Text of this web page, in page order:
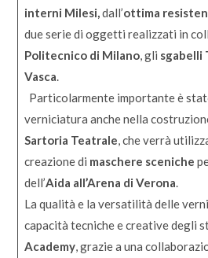
interni Milesi,dall’ottima
due serie di oggetti realizzati in
Politecnico di Milano, gli sgabelli
Vasca.
Particolarmente importante è
verniciatura anche nella
Sartoria Teatrale, che verrà
creazione di maschere sceniche
dell’Aida all’Arena di Verona.
La qualità e la versatilità delle
capacità tecniche e creative degli
Academy, grazie a una